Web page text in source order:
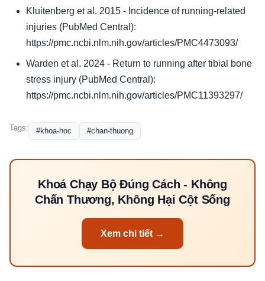
Kluitenberg et al. 2015 - Incidence of running-related
injuries (PubMed Central):
https://pmc.ncbi.nlm.nih.gov/articles/PMC4473093/
Warden et al. 2024 - Return to running after tibial bone
stress injury (PubMed Central):
https://pmc.ncbi.nlm.nih.gov/articles/PMC11393297/
Tags: #khoa-hoc #chan-thuong
Khoá Chạy Bộ Đúng Cách - Không
Chấn Thương, Không Hại Cột Sống
Xem chi tiết →